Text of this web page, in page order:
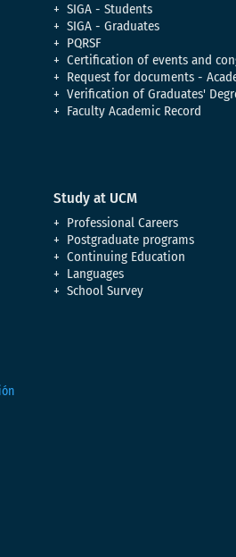
SIGA - Students
SIGA - Graduates
PQRSF
Certification of events and
Request for documents -
Verification of Graduates'
Faculty Academic Record
Study at UCM
Professional Careers
Postgraduate programs
Continuing Education
Languages
School Survey